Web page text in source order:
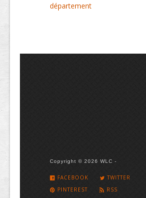
département
Copyright © 2026 WLC -
FACEBOOK
TWITTER
PINTEREST
RSS